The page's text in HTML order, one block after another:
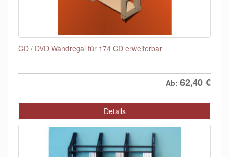
CD / DVD Wandregal für 174 CD erweiterbar
Ab: 62,40€
Details